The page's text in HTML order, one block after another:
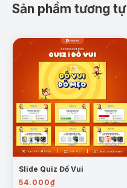
Sản phẩm tương tự
Slide Quiz Đố Vui
54.000₫